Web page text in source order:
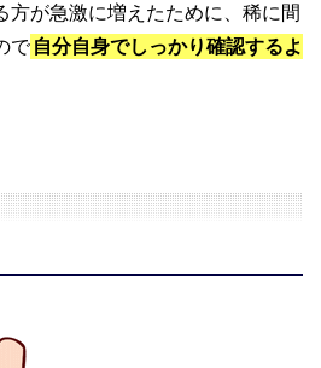
方が急激に増えたために、稀に間
で 自分自身でしっかり確認するよ